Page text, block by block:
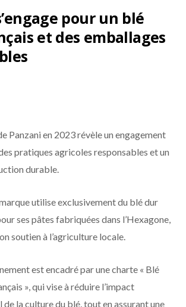
pour un blé
et des emballages
Panzani en 2023 révèle un engagement
pratiques agricoles responsables et un
durable.
utilise exclusivement du blé dur
ses pâtes fabriquées dans l’Hexagone,
soutien à l’agriculture locale.
est encadré par une charte « Blé
», qui vise à réduire l’impact
la culture du blé, tout en assurant une